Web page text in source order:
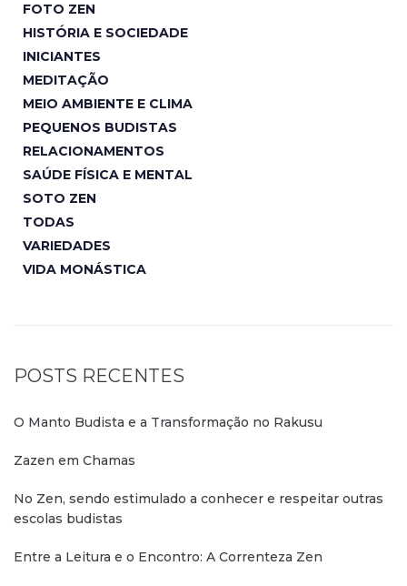
FOTO ZEN
HISTÓRIA E SOCIEDADE
INICIANTES
MEDITAÇÃO
MEIO AMBIENTE E CLIMA
PEQUENOS BUDISTAS
RELACIONAMENTOS
SAÚDE FÍSICA E MENTAL
SOTO ZEN
TODAS
VARIEDADES
VIDA MONÁSTICA
POSTS RECENTES
O Manto Budista e a Transformação no Rakusu
Zazen em Chamas
No Zen, sendo estimulado a conhecer e respeitar outras
escolas budistas
Entre a Leitura e o Encontro: A Correnteza Zen